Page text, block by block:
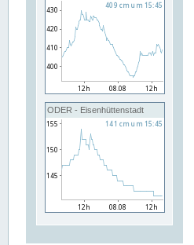
ODER - Eisenhüttenstadt